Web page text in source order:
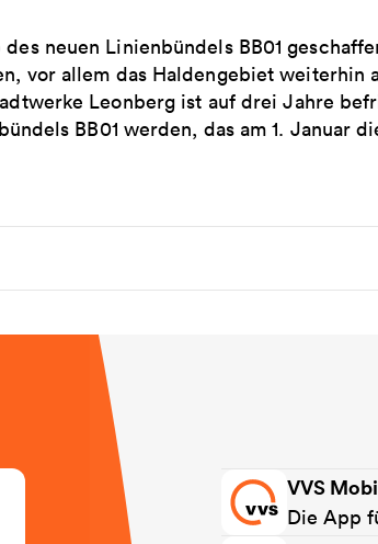
neuen Linienbündels BB01
vor allem das Haldengebiet weiterhin
Leonberg ist auf drei Jahre
BB01 werden, das am 1. Januar
VVS
Die App